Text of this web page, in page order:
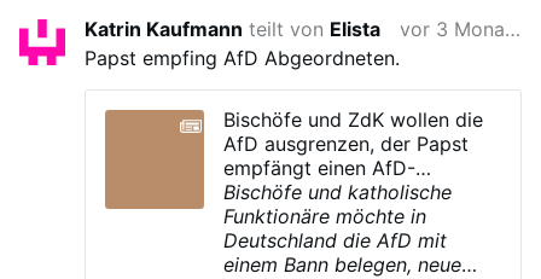
Katrin Kaufmann teilt von Elista
vor 3 Monaten
Papst empfing AfD Abgeordneten.
Bischöfe und ZdK wollen die
AfD ausgrenzen, der Papst
empfängt einen AfD-
Bundestagsabgeordneten
Bischöfe und katholische
Funktionäre möchte in
Deutschland die AfD mit
einem Bann belegen, neue